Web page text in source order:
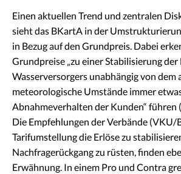
Einen aktuellen Trend und zentralen
sieht das BKartA in der
in Bezug auf den Grundpreis. Dabei
Grundpreise „zu einer Stabilisierung der
Wasserversorgers unabhängig von dem
meteorologische Umstände immer
Abnahmeverhalten der Kunden“ führen
Die Empfehlungen der Verbände (VKU/
Tarifumstellung die Erlöse zu
Nachfragerückgang zu rüsten, finden
Erwähnung. In einem Pro und Contra